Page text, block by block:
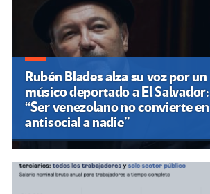
Rubén Blades alza su voz por un
músico deportado a El Salvador:
“Ser venezolano no convierte en
antisocial a nadie”